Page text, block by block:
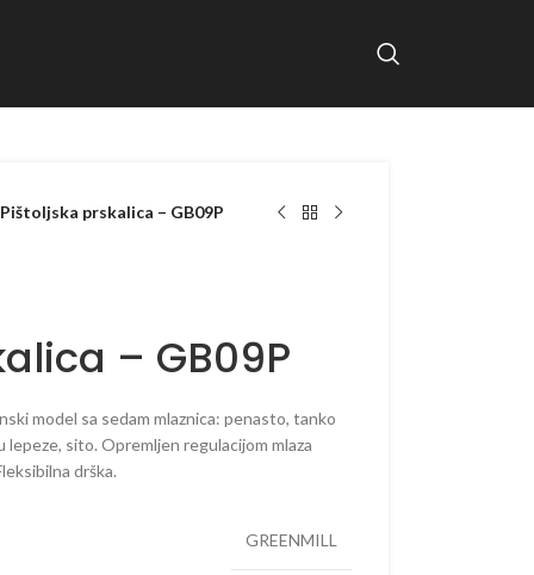
Pištoljska prskalica – GB09P
– GB09P
model sa sedam mlaznica: penasto, tanko
sito. Opremljen regulacijom mlaza
drška.
GREENMILL